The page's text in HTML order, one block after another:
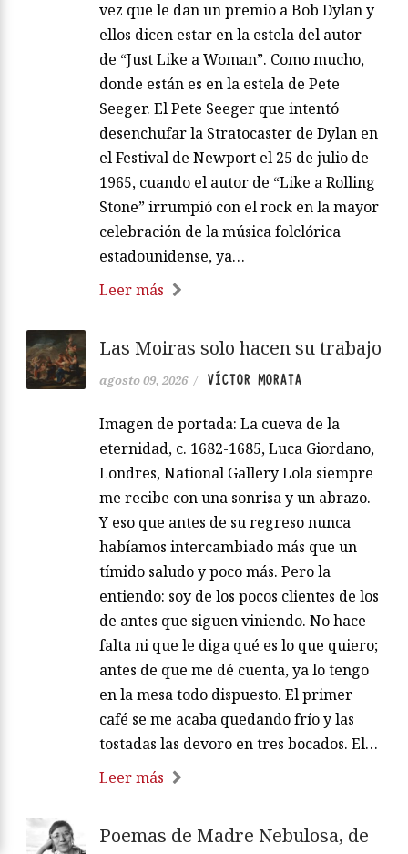
vez que le dan un premio a Bob Dylan y
ellos dicen estar en la estela del autor
de “Just Like a Woman”. Como mucho,
donde están es en la estela de Pete
Seeger. El Pete Seeger que intentó
desenchufar la Stratocaster de Dylan en
el Festival de Newport el 25 de julio de
1965, cuando el autor de “Like a Rolling
Stone” irrumpió con el rock en la mayor
celebración de la música folclórica
estadounidense, ya…
Leer más
Las Moiras solo hacen su trabajo
agosto 09, 2026 / VÍCTOR MORATA
Imagen de portada: La cueva de la
eternidad, c. 1682-1685, Luca Giordano,
Londres, National Gallery Lola siempre
me recibe con una sonrisa y un abrazo.
Y eso que antes de su regreso nunca
habíamos intercambiado más que un
tímido saludo y poco más. Pero la
entiendo: soy de los pocos clientes de los
de antes que siguen viniendo. No hace
falta ni que le diga qué es lo que quiero;
antes de que me dé cuenta, ya lo tengo
en la mesa todo dispuesto. El primer
café se me acaba quedando frío y las
tostadas las devoro en tres bocados. El…
Leer más
Poemas de Madre Nebulosa, de